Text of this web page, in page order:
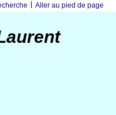
Aller au pied de page